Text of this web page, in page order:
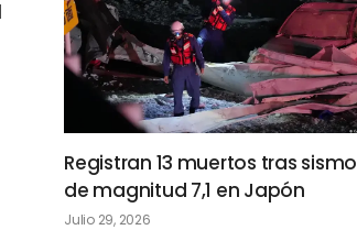
Registran 13 muertos tras sismo
de magnitud 7,1 en Japón
Julio 29, 2026